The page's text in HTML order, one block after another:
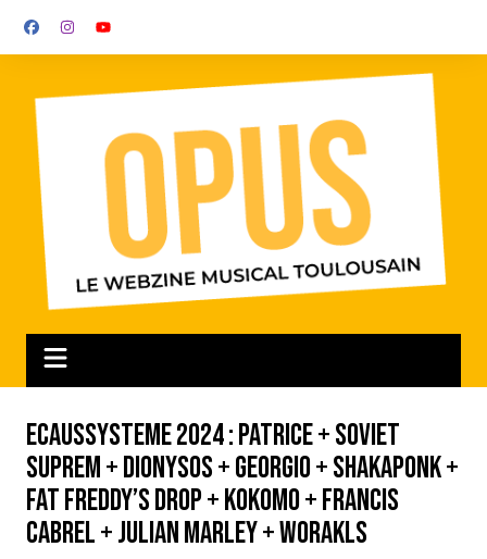
Ecaussysteme 2024 : Patrice + Soviet
Suprem + Dionysos + Georgio + Shakaponk +
Fat Freddy’s Drop + Kokomo + Francis
Cabrel + Julian Marley + Worakls